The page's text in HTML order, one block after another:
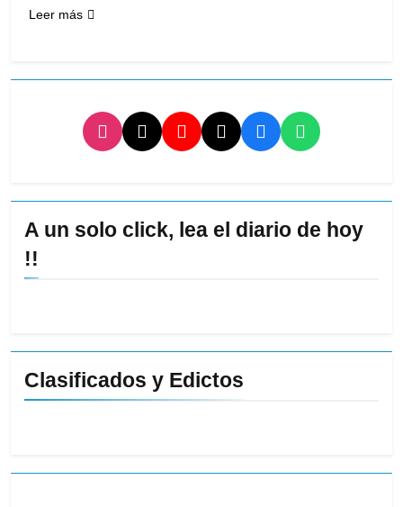
Leer más
A un solo click, lea el diario de hoy
!!
Clasificados y Edictos